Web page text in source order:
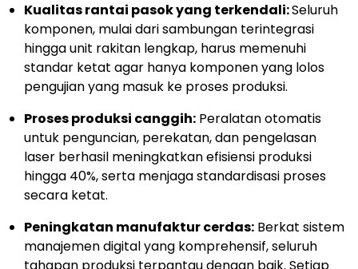
Kualitas rantai pasok yang terkendali:Seluruh
komponen, mulai dari sambungan terintegrasi
hingga unit rakitan lengkap, harus memenuhi
standar ketat agar hanya komponen yang lolos
pengujian yang masuk ke proses produksi.
Proses produksi canggih: Peralatan otomatis
untuk penguncian, perekatan, dan pengelasan
laser berhasil meningkatkan efisiensi produksi
hingga 40%, serta menjaga standardisasi proses
secara ketat.
Peningkatan manufaktur cerdas: Berkat sistem
manajemen digital yang komprehensif, seluruh